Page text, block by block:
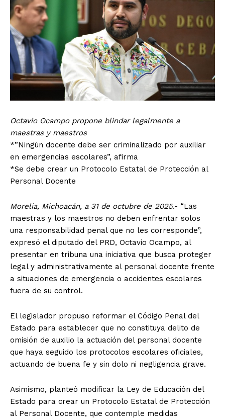
Octavio Ocampo propone blindar legalmente a
maestras y maestros
*”Ningún docente debe ser criminalizado por auxiliar
en emergencias escolares”, afirma
*⁠Se debe crear un Protocolo Estatal de Protección al
Personal Docente
Morelia, Michoacán, a 31 de octubre de 2025.- “Las
maestras y los maestros no deben enfrentar solos
una responsabilidad penal que no les corresponde”,
expresó el diputado del PRD, Octavio Ocampo, al
presentar en tribuna una iniciativa que busca proteger
legal y administrativamente al personal docente frente
a situaciones de emergencia o accidentes escolares
fuera de su control.
El legislador propuso reformar el Código Penal del
Estado para establecer que no constituya delito de
omisión de auxilio la actuación del personal docente
que haya seguido los protocolos escolares oficiales,
actuando de buena fe y sin dolo ni negligencia grave.
Asimismo, planteó modificar la Ley de Educación del
Estado para crear un Protocolo Estatal de Protección
al Personal Docente, que contemple medidas